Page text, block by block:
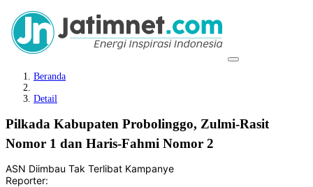
Beranda
Detail
Pilkada Kabupaten Probolinggo, Zulmi-Rasit
Nomor 1 dan Haris-Fahmi Nomor 2
ASN Diimbau Tak Terlibat Kampanye
Reporter: